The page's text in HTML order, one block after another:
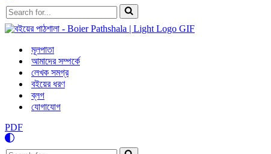
Search
for...
মূলপাতা
আমাদের সম্পর্কে
লেখক সমগ্র
বইয়ের ধরণ
ব্লগ
যোগাযোগ
PDF
Search